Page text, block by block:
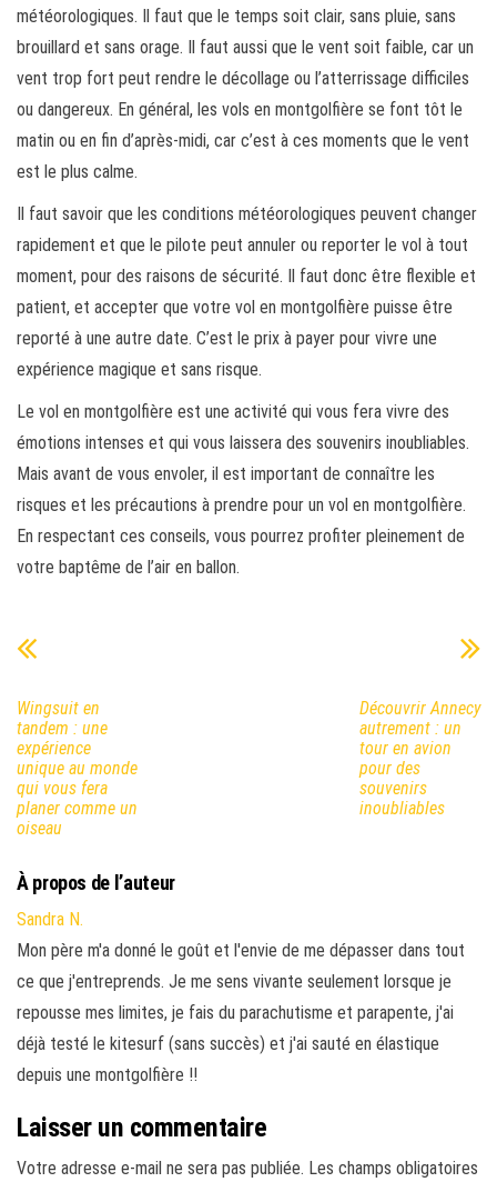
météorologiques. Il faut que le temps soit clair, sans pluie, sans
brouillard et sans orage. Il faut aussi que le vent soit faible, car un
vent trop fort peut rendre le décollage ou l’atterrissage difficiles
ou dangereux. En général, les vols en montgolfière se font tôt le
matin ou en fin d’après-midi, car c’est à ces moments que le vent
est le plus calme.
Il faut savoir que les conditions météorologiques peuvent changer
rapidement et que le pilote peut annuler ou reporter le vol à tout
moment, pour des raisons de sécurité. Il faut donc être flexible et
patient, et accepter que votre vol en montgolfière puisse être
reporté à une autre date. C’est le prix à payer pour vivre une
expérience magique et sans risque.
Le vol en montgolfière est une activité qui vous fera vivre des
émotions intenses et qui vous laissera des souvenirs inoubliables.
Mais avant de vous envoler, il est important de connaître les
risques et les précautions à prendre pour un vol en montgolfière.
En respectant ces conseils, vous pourrez profiter pleinement de
votre baptême de l’air en ballon.
Wingsuit en
tandem : une
expérience
unique au monde
qui vous fera
planer comme un
oiseau
Découvrir Annecy
autrement : un
tour en avion
pour des
souvenirs
inoubliables
À propos de l’auteur
Sandra N.
Mon père m'a donné le goût et l'envie de me dépasser dans tout
ce que j'entreprends. Je me sens vivante seulement lorsque je
repousse mes limites, je fais du parachutisme et parapente, j'ai
déjà testé le kitesurf (sans succès) et j'ai sauté en élastique
depuis une montgolfière !!
Laisser un commentaire
Votre adresse e-mail ne sera pas publiée. Les champs obligatoires